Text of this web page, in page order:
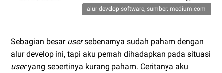
alur develop software, sumber: medium.com
Sebagian besarusersebenarnya sudah paham dengan
alur develop ini, tapi aku pernah dihadapkan pada situasi
useryang sepertinya kurang paham. Ceritanya aku